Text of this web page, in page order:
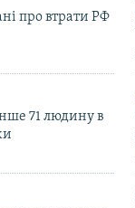
про втрати РФ
71 людину в